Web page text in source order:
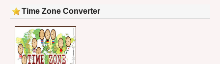
Time Zone Converter